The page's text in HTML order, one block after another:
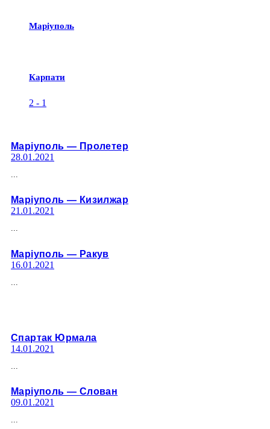
Маріуполь
Карпати
2 - 1
Марiуполь — Пролетер
28.01.2021
...
Марiуполь — Кизилжар
21.01.2021
...
Марiуполь — Ракув
16.01.2021
Спартак Юрмала
14.01.2021
Марiуполь — Слован
09.01.2021
...